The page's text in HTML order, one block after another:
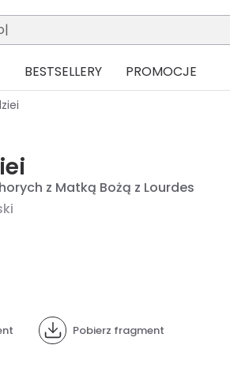
BESTSELLERY PROMOCJE
z Matką Bożą z Lourdes
Pobierz fragment